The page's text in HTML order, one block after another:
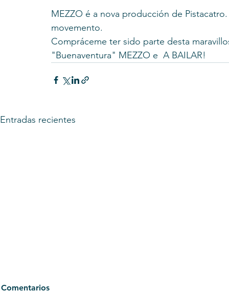
MEZZO é a nova producción de
movemento.
Compráceme ter sido parte desta
"Buenaventura" MEZZO e  A BAILAR!
Entradas recientes
Comentarios